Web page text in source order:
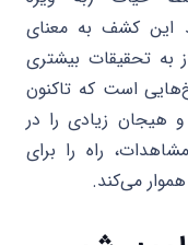
این کشف به معنای
به تحقیقات بیشتری
است که تاکنون
هیجان زیادی را در
راه را برای
می‌کند.